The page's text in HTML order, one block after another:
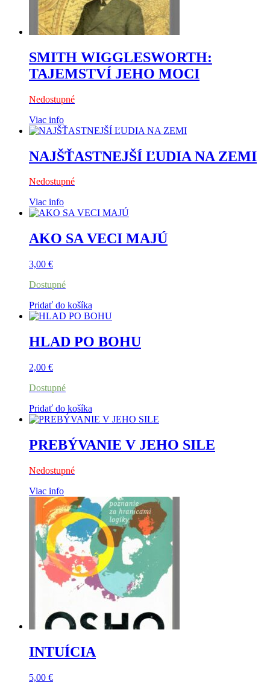
SMITH WIGGLESWORTH:
TAJEMSTVÍ JEHO MOCI
Nedostupné
Viac info
NAJŠŤASTNEJŠÍ ĽUDIA NA ZEMI
Nedostupné
Viac info
AKO SA VECI MAJÚ
3,00 €
Dostupné
Pridať do košíka
HLAD PO BOHU
2,00 €
Dostupné
Pridať do košíka
PREBÝVANIE V JEHO SILE
Nedostupné
Viac info
INTUÍCIA
5,00 €